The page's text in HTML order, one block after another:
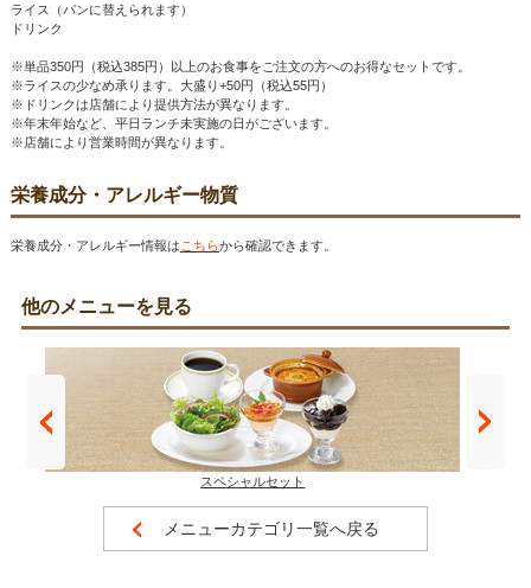
ライス（パンに替えられます）
ドリンク
※単品350円（税込385円）以上のお食事をご注文の方へのお得なセットです。
※ライスの少なめ承ります。大盛り+50円（税込55円）
※ドリンクは店舗により提供方法が異なります。
※年末年始など、平日ランチ未実施の日がございます。
※店舗により営業時間が異なります。
栄養成分・アレルギー物質
栄養成分・アレルギー情報は こちらから確認できます。
他のメニューを見る
スペシャルセット
メニューカテゴリ一覧へ戻る